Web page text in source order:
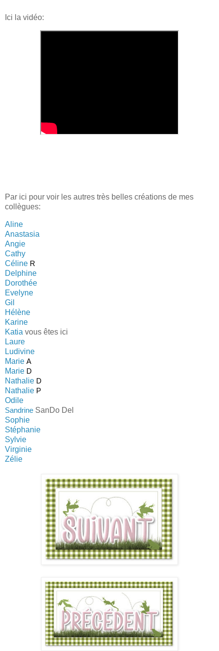
Ici la vidéo:
Par ici pour voir les autres très belles créations de mes
collègues:
Aline
Anastasia
Angie
Cathy
Céline R
Delphine
Dorothée
Evelyne
Gil
Hélène
Karine
Katia vous êtes ici
Laure
Ludivine
Marie A
Marie D
Nathalie D
Nathalie P
Odile
Sandrine SanDo Del
Sophie
Stéphanie
Sylvie
Virginie
Zélie